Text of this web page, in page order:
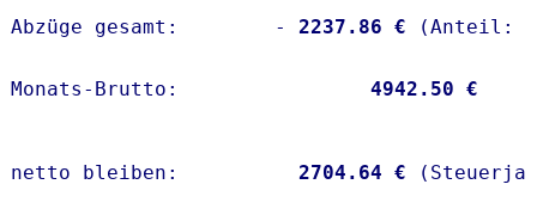
Abzüge gesamt:        -
2237.86 €
Monats-Brutto: 4942.50 €
netto bleiben: 2704.64 €